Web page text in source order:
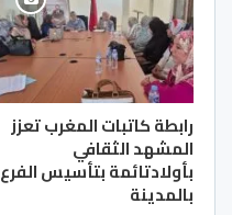
رابطة كاتبات المغرب تعزز
المشهد الثقافي
بأولادتائمة بتأسيس الفرع
بالمدينة